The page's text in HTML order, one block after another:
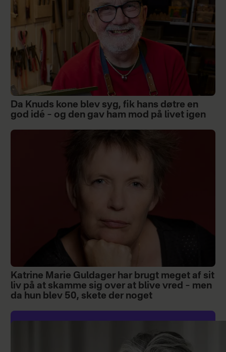
Da Knuds kone blev syg, fik hans døtre en
god idé – og den gav ham mod på livet igen
Katrine Marie Guldager har brugt meget af sit
liv på at skamme sig over at blive vred – men
da hun blev 50, skete der noget